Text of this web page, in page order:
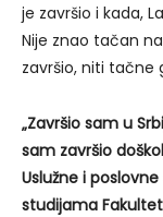
je završio i kada,
Nije znao tačan
završio, niti tačne
„Završio sam u
sam završio
Uslužne i
studijama